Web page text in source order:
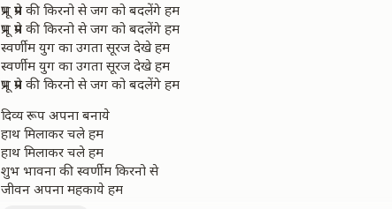
प्रभू प्रेम की किरनो से जग को बदलेंगे हम
प्रभू प्रेम की किरनो से जग को बदलेंगे हम
स्वर्णीम युग का उगता सूरज देखे हम
स्वर्णीम युग का उगता सूरज देखे हम
प्रभू प्रेम की किरनो से जग को बदलेंगे हम
दिव्य रूप अपना बनाये
हाथ मिलाकर चले हम
हाथ मिलाकर चले हम
शुभ भावना की स्वर्णीम किरनो से
जीवन अपना महकाये हम